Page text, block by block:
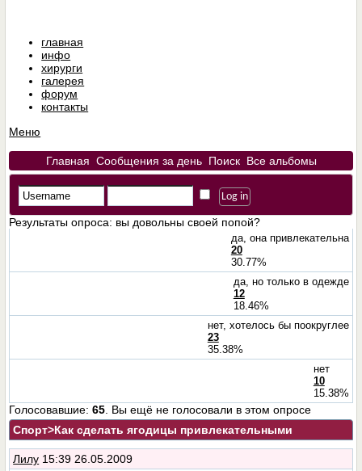
главная
инфо
хирурги
галерея
форум
контакты
Меню
Главная Сообщения за день Поиск Все альбомы
Результаты опроса: вы довольны своей попой?
да, она привлекательна
20
30.77%
да, но только в одежде
12
18.46%
нет, хотелось бы поокруглее
23
35.38%
нет
10
15.38%
Голосовавшие:65 . Вы ещё не голосовали в этом опросе
Спорт>Как сделать ягодицы привлекательными
Лилу 15:39 26.05.2009